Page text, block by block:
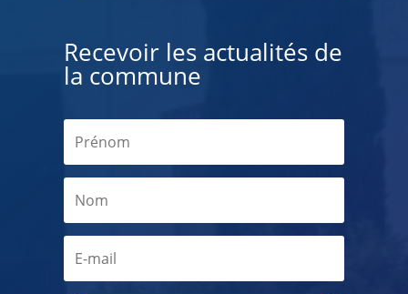
Recevoir les actualités de
la commune